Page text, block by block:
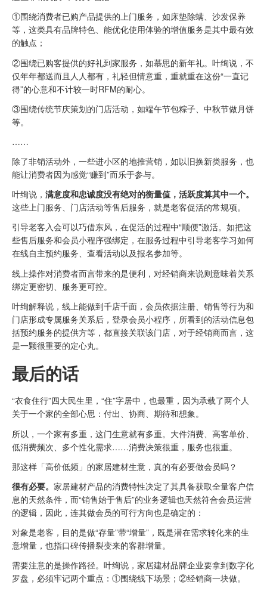
①围绕消费者已购产品提供的上门服务，如床垫除螨、沙发保养
等，这类具有品牌特色、能优化使用体验的增值服务是其中最有效
的触点；
②围绕已购客提供的好礼到家服务，如慕思的新年礼。叶绚说，不
仅年年都送而且人人都有，礼轻但情意重，重就重在这份“一直记
得”的心意和不计较一时RFM的耐心。
③围绕传统节庆策划的门店活动，如端午节包粽子、中秋节做月饼
等。
……
除了非销活动外，一些进小区的地推营销，如以旧换新类服务，也
能让消费者因为感觉“赚到”而乐于参与。
叶绚说， 满意度和忠诚度没有绝对的衡量值，活跃度算其中一个。
这些上门服务、门店活动等售后服务，就是老客促活的常规项。
引导老客入会可以巧借东风，在促活的过程中“顺便”激活。如把这
些售后服务和会员小程序强绑定，在服务过程中引导老客学习如何
在线自主预约服务、查看活动以及报名参加等。
线上操作对消费者而言带来的是便利，对经销商来说则意味着关系
绑定更密切、服务更可控。
叶绚解释说，线上能做到千店千面，会员依据注册、销售等行为和
门店形成专属服务关系后，登录会员小程序，所看到的活动信息包
括预约服务的提供方等，都直接关联该门店，对于经销商而言，这
是一颗很重要的定心丸。
最后的话
“衣食住行”四大民生里，“住”字居中，也最重，因为承载了两个人
关于一个家的全部心思：付出、协商、期待和想象。
所以，一个家有多重，这门生意就有多重。大件消费、高客单价、
低消费频次、多个性化需求……消费决策很重，服务也很重。
那这样「高价低频」的家居建材生意，真的有必要做会员吗？
很有必要。 家居建材产品的消费特性决定了其具备获取全量客户信
息的天然条件，而“销售始于售后”的业务逻辑也天然符合会员运营
的逻辑，因此，连其做会员的可行方向也是确定的：
对象是老客，目的是做“存量”带“增量”，既是潜在需求转化来的生
意增量，也指口碑传播裂变来的客群增量。
需要注意的是操作路径。叶绚说，家居建材品牌企业要拿到数字化
罗盘，必须牢记两个重点：①围绕线下场景；②经销商一块做。